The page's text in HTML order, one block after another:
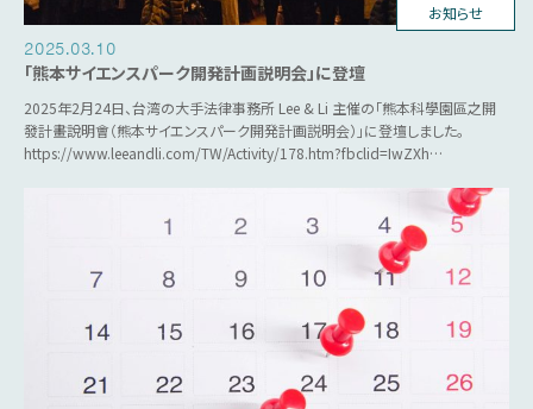
台湾ビジネス
お知らせ
2025.03.10
「熊本サイエンスパーク開発計画説明会」に登壇
2025年2月24日、台湾の大手法律事務所 Lee & Li 主催の「熊本科學園區之開
發計畫說明會（熊本サイエンスパーク開発計画説明会）」に登壇しました。
https://www.leeandli.com/TW/Activity/178.htm?fbclid=IwZXh…